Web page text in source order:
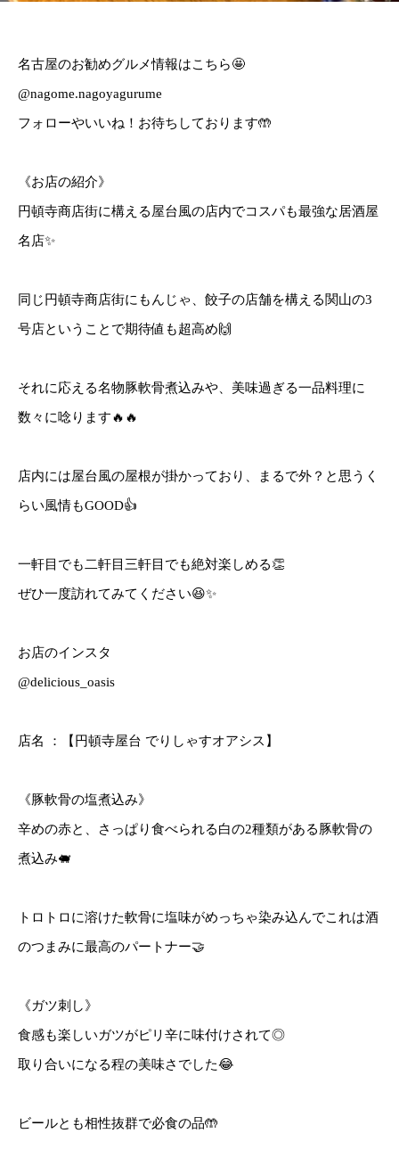
名古屋のお勧めグルメ情報はこちら🤩
@nagome.nagoyagurume
フォローやいいね！お待ちしております🤲
《お店の紹介》
円頓寺商店街に構える屋台風の店内でコスパも最強な居酒屋
名店✨
同じ円頓寺商店街にもんじゃ、餃子の店舗を構える関山の3
号店ということで期待値も超高め🙌
それに応える名物豚軟骨煮込みや、美味過ぎる一品料理に
数々に唸ります🔥🔥
店内には屋台風の屋根が掛かっており、まるで外？と思うく
らい風情もGOOD👍
一軒目でも二軒目三軒目でも絶対楽しめる👏
ぜひ一度訪れてみてください😆✨
お店のインスタ
@delicious_oasis
店名 ：【円頓寺屋台 でりしゃすオアシス】
《豚軟骨の塩煮込み》
辛めの赤と、さっぱり食べられる白の2種類がある豚軟骨の
煮込み🐖
トロトロに溶けた軟骨に塩味がめっちゃ染み込んでこれは酒
のつまみに最高のパートナー🤝
《ガツ刺し》
食感も楽しいガツがピリ辛に味付けされて◎
取り合いになる程の美味さでした😂
ビールとも相性抜群で必食の品🤲